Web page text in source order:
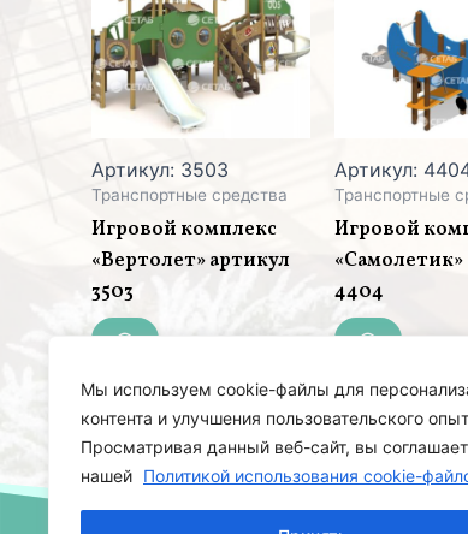
Мы используем cookie-файлы для
контента и улучшения пользовательского
Просматривая данный веб-сайт, вы
нашей Политикой использования cookie-
Артикул: 3503
Транспортные средства
Игровой комплекс
«Вертолет» артикул
3503
Артикул:
Транспортные
Игровой
«Самолетик»
4404